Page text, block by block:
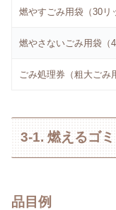
燃やすごみ用袋（30リ
燃やさないごみ用袋（
ごみ処理券（粗大ごみ
3-1. 燃えるゴミ
品目例